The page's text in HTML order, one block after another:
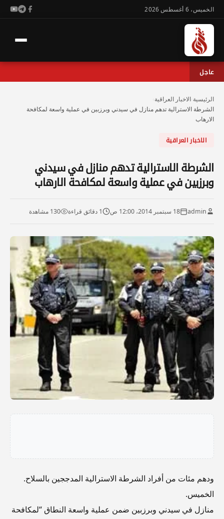
الخميس، 6 أغسطس 2026
عاجل
الرئيسية الاخبار العراقية
الشرطة الاسترالية تدهم منازل في سيدني وبرزبين في عملية واسعة لمكافحة
الارهاب
الاخبار العراقية
الشرطة الاسترالية تدهم منازل في سيدني
وبرزبين في عملية واسعة لمكافحة الارهاب
admin 18 سبتمبر 2014، 12:00 ص 1 دقائق قراءة 130 مشاهدة
ودهم مئات من أفراد الشرطة الاسترالية المدججين بالسلاح.
الخميس.
منازل في سيدني وبرزبين ضمن عملية واسعة النطاق “لمكافحة